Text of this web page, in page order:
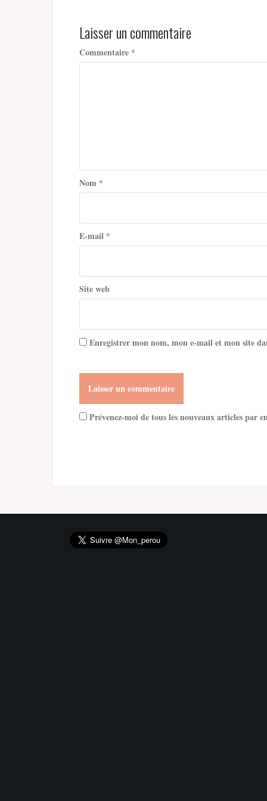
Laisser un commentaire
Commentaire *
Nom *
E-mail *
Site web
Enregistrer mon nom, mon e-mail et mon site
Prévenez-moi de tous les nouveaux articles par